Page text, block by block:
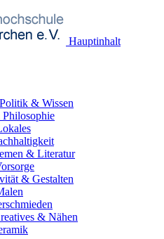
Hauptinhalt
& Wissen
& Literatur
& Gestalten
& Nähen